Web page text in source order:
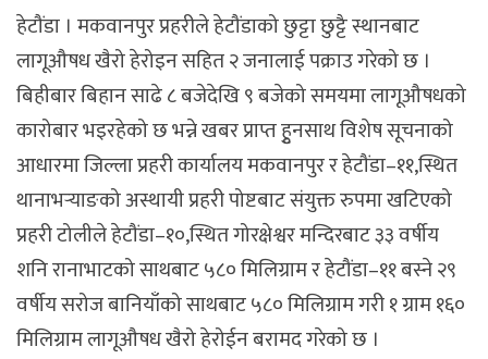
हेटौंडा । मकवानपुर प्रहरीले हेटौंडाको छुट्टा छुट्टै स्थानबाट
लागूऔषध खैरो हेरोइन सहित २ जनालाई पक्राउ गरेको छ ।
बिहीबार बिहान साढे ८ बजेदेखि ९ बजेको समयमा लागूऔषधको
कारोबार भइरहेको छ भन्ने खबर प्राप्त हुृनसाथ विशेष सूचनाको
आधारमा जिल्ला प्रहरी कार्यालय मकवानपुर र हेटौंडा–११,स्थित
थानाभर्‍याङको अस्थायी प्रहरी पोष्टबाट संयुक्त रुपमा खटिएको
प्रहरी टोलीले हेटौंडा–१०,स्थित गोरक्षेश्वर मन्दिरबाट ३३ वर्षीय
शनि रानाभाटको साथबाट ५८० मिलिग्राम र हेटौंडा–११ बस्ने २९
वर्षीय सरोज बानियाँको साथबाट ५८० मिलिग्राम गरी १ ग्राम १६०
मिलिग्राम लागूऔषध खैरो हेरोईन बरामद गरेको छ ।